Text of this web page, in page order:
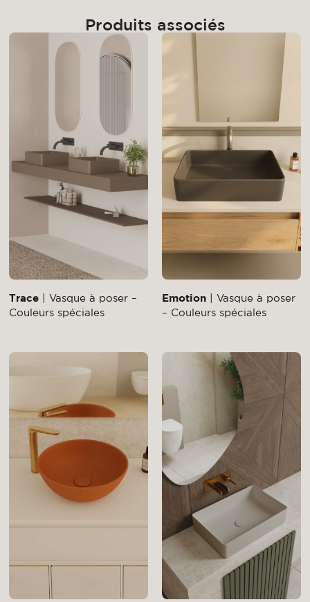
Produits associés
Trace | Vasque à poser –
Couleurs spéciales
Emotion | Vasque à poser
– Couleurs spéciales